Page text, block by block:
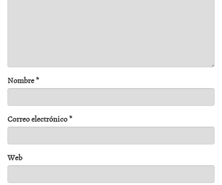
Nombre*
Correo electrónico*
Web